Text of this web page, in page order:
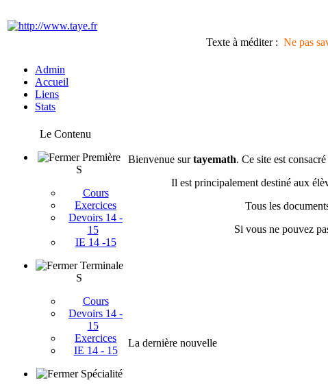
Texte à méditer : Ne pas
Admin
Accueil
Liens
Stats
Le Contenu
Première
S
Cours
Exercices
Devoirs 14 -
15
IE 14 -15
Terminale
S
Cours
Devoirs 14 -
15
Exercices
IE 14 - 15
Spécialité
Bienvenue surtayemath. Ce site est
Il est principalement destiné aux
Tous les
Si vous ne pouvez
La dernière nouvelle